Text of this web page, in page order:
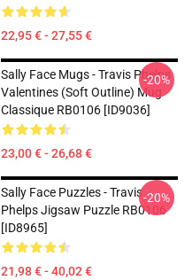
22,95 € - 27,55 €
Sally Face Mugs - Travis Phelps
Valentines (Soft Outline) Mug
Classique RB0106 [ID9036]
23,00 € - 26,68 €
-20%
Sally Face Puzzles - Travis
Phelps Jigsaw Puzzle RB0106
[ID8965]
21,98 € - 40,02 €
-20%